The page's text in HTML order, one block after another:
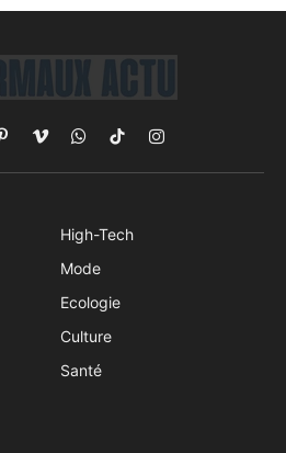
PinterestVimeoWhatsApp
TikTokInstagram
High-Tech
Mode
Ecologie
Culture
Santé